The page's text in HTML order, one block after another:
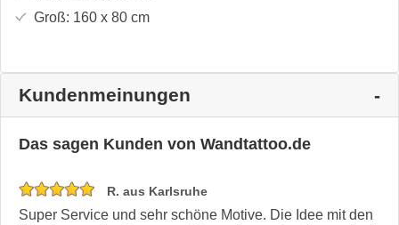
Groß: 160 x 80cm
Kundenmeinungen
Das sagen Kunden von Wandtattoo.de
R. aus Karlsruhe
Super Service und sehr schöne Motive. Die Idee mit den